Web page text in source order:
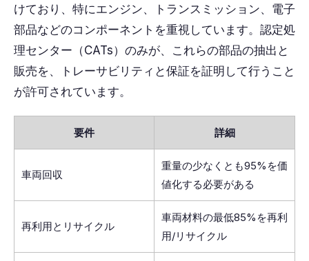
けており、特にエンジン、トランスミッション、電子
部品などのコンポーネントを重視しています。認定処
理センター（CATs）のみが、これらの部品の抽出と
販売を、トレーサビリティと保証を証明して行うこと
が許可されています。
要件 詳細
車両回収
重量の少なくとも95%を価
値化する必要がある
再利用とリサイクル
車両材料の最低85%を再利
用/リサイクル